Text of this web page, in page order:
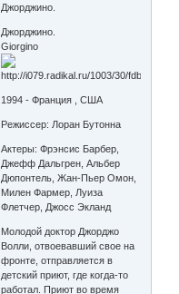
Джорджино.
Джорджино.
Giorgino
1994 - Франция , США
Режиссер: Лоран Бутонна
Актеры: Фрэнсис Барбер,
Джефф Дальгрен, Альбер
Дюпонтель, Жан-Пьер Омон,
Милен Фармер, Луиза
Флетчер, Джосс Экланд
Молодой доктор Джорджо
Волли, отвоевавший свое на
фронте, отправляется в
детский приют, где когда-то
работал. Приют во время